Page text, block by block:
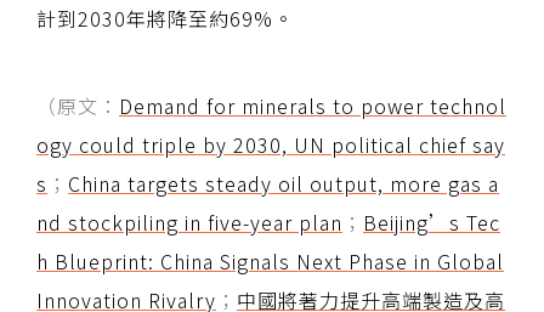
計到2030年將降至約69%。
（原文： Demand for minerals to power technol
ogy could triple by 2030, UN political chief say
s ； China targets steady oil output, more gas a
nd stockpiling in five-year plan ； Beijing’s Tec
h Blueprint: China Signals Next Phase in Global
Innovation Rivalry ； 中國將著力提升高端製造及高